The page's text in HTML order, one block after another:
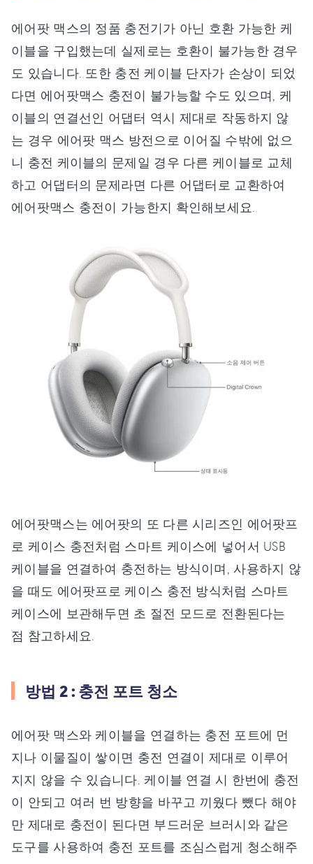
에어팟 맥스의 정품 충전기가 아닌 호환 가능한 케
이블을 구입했는데 실제로는 호환이 불가능한 경우
도 있습니다. 또한 충전 케이블 단자가 손상이 되었
다면 에어팟맥스 충전이 불가능할 수도 있으며, 케
이블의 연결선인 어댑터 역시 제대로 작동하지 않
는 경우 에어팟 맥스 방전으로 이어질 수밖에 없으
니 충전 케이블의 문제일 경우 다른 케이블로 교체
하고 어댑터의 문제라면 다른 어댑터로 교환하여
에어팟맥스 충전이 가능한지 확인해보세요.
에어팟맥스는 에어팟의 또 다른 시리즈인 에어팟프
로 케이스 충전처럼 스마트 케이스에 넣어서 USB
케이블을 연결하여 충전하는 방식이며, 사용하지 않
을 때도 에어팟프로 케이스 충전 방식처럼 스마트
케이스에 보관해두면 초 절전 모드로 전환된다는
점 참고하세요.
방법 2 : 충전 포트 청소
에어팟 맥스와 케이블을 연결하는 충전 포트에 먼
지나 이물질이 쌓이면 충전 연결이 제대로 이루어
지지 않을 수 있습니다. 케이블 연결 시 한번에 충전
이 안되고 여러 번 방향을 바꾸고 끼웠다 뺐다 해야
만 제대로 충전이 된다면 부드러운 브러시와 같은
도구를 사용하여 충전 포트를 조심스럽게 청소해주